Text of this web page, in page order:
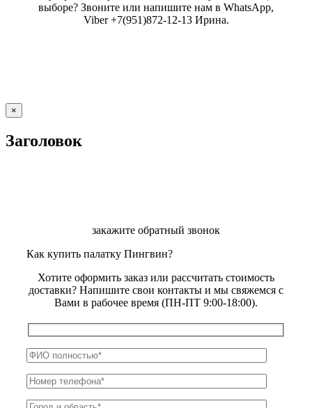
выборе? Звоните или напишите нам в WhatsApp,
Viber +7(951)872-12-13 Ирина.
Close
product
view
×
Заголовок
закажите обратный звонок
Как купить палатку Пингвин?
Хотите оформить заказ или рассчитать стоимость
доставки? Напишите свои контакты и мы свяжемся с
Вами в рабочее время (ПН-ПТ 9:00-18:00).